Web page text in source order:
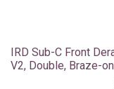
IRD Sub-C Front
V2, Double, Braze-on